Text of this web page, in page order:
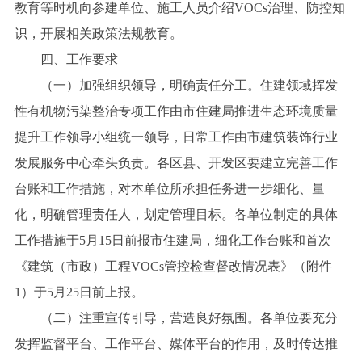
教育等时机向参建单位、施工人员介绍VOCs治理、防控知
识，开展相关政策法规教育。
四、工作要求
（一）加强组织领导，明确责任分工。住建领域挥发
性有机物污染整治专项工作由市住建局推进生态环境质量
提升工作领导小组统一领导，日常工作由市建筑装饰行业
发展服务中心牵头负责。各区县、开发区要建立完善工作
台账和工作措施，对本单位所承担任务进一步细化、量
化，明确管理责任人，划定管理目标。各单位制定的具体
工作措施于5月15日前报市住建局，细化工作台账和首次
《建筑（市政）工程VOCs管控检查督改情况表》（附件
1）于5月25日前上报。
（二）注重宣传引导，营造良好氛围。各单位要充分
发挥监督平台、工作平台、媒体平台的作用，及时传达推